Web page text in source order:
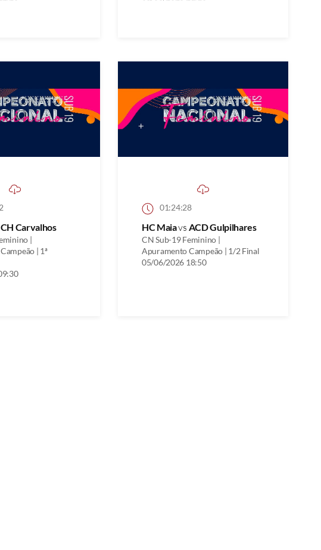
CH Carvalhos
|
| 1ª
01:24:28
HC Maiavs ACD Gulpilhares
CN Sub-19 Feminino |
Apuramento Campeão | 1/2 Final
05/06/2026 18:50